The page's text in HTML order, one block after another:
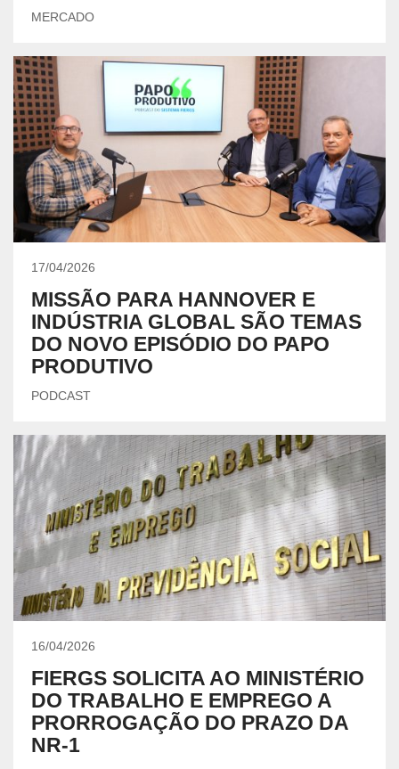
MERCADO
17/04/2026
MISSÃO PARA HANNOVER E
INDÚSTRIA GLOBAL SÃO TEMAS
DO NOVO EPISÓDIO DO PAPO
PRODUTIVO
PODCAST
16/04/2026
FIERGS SOLICITA AO MINISTÉRIO
DO TRABALHO E EMPREGO A
PRORROGAÇÃO DO PRAZO DA
NR-1